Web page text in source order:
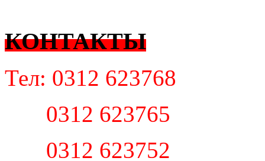
КОНТАКТЫ
Тел: 0312 623768
0312 623765
0312 623752